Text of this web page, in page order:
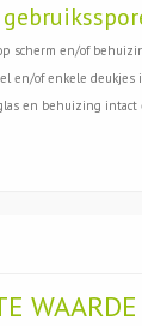
scherm en/of
en/of enkele deukjes
en behuizing
WAARDE